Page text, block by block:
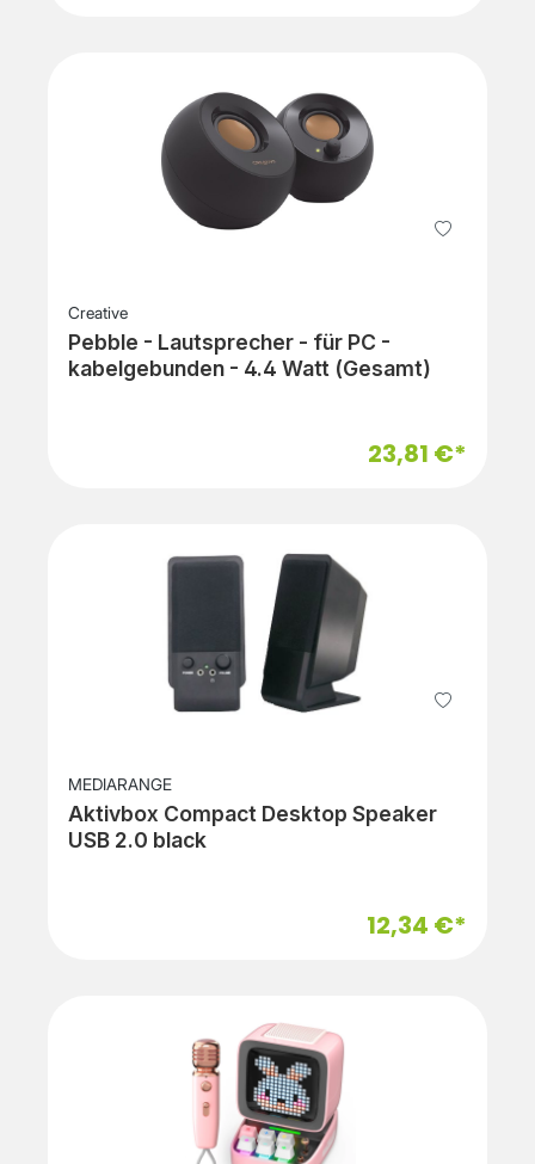
Creative
Pebble - Lautsprecher - für PC -
kabelgebunden - 4.4 Watt (Gesamt)
23,81 €*
MEDIARANGE
Aktivbox Compact Desktop Speaker
USB 2.0 black
12,34 €*